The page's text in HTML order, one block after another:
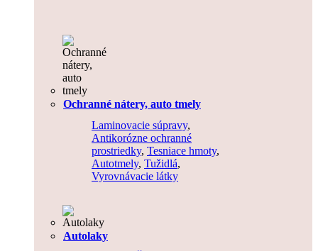
Ochranné nátery, auto tmely
Laminovacie súpravy,
Antikorózne ochranné
prostriedky, Tesniace hmoty,
Autotmely, Tužidlá,
Vyrovnávacie látky
Autolaky